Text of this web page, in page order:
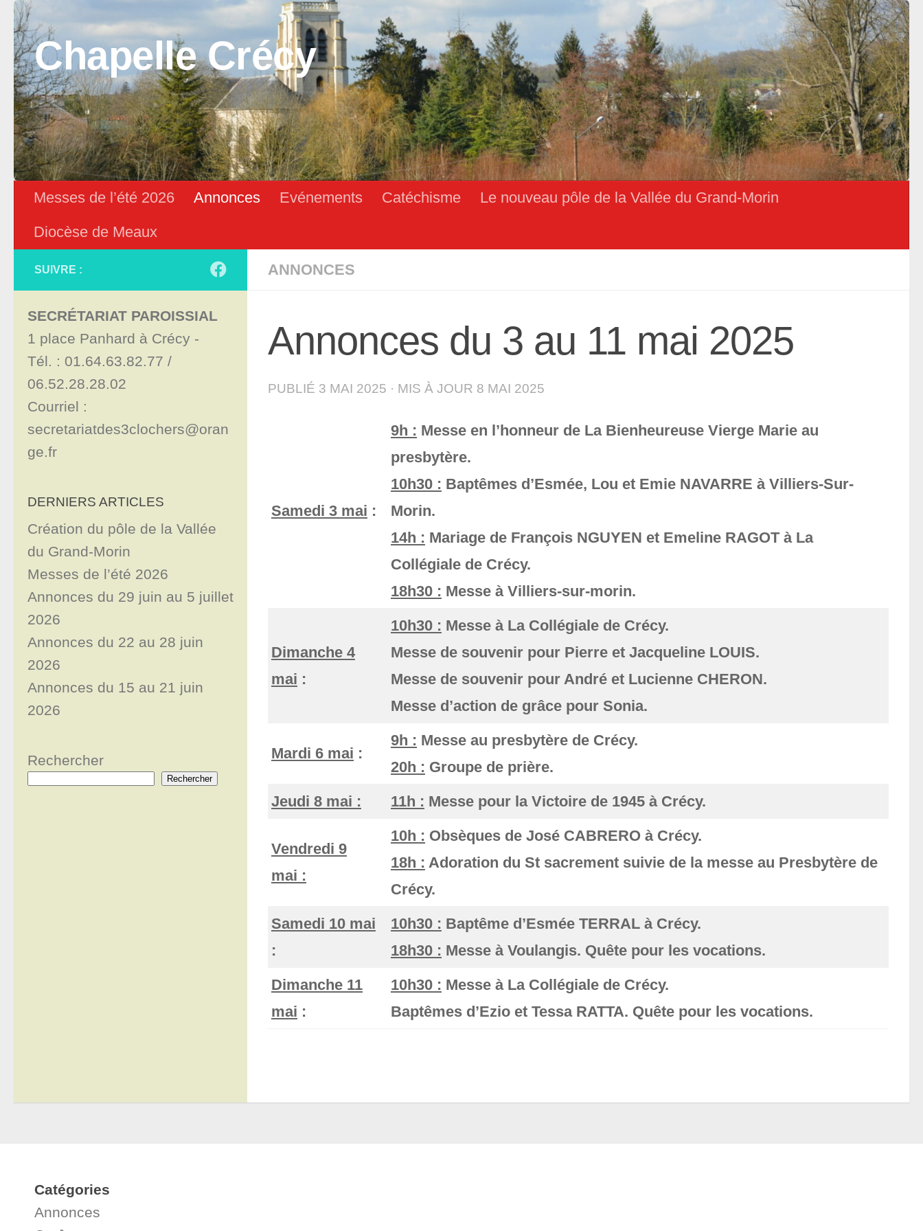
Skip to content
Chapelle Crécy
Messes de l’été 2026 Annonces Evénements Catéchisme
Le nouveau pôle de la Vallée du Grand-Morin
Diocèse de Meaux
ANNONCES
Annonces du 3 au 11 mai 2025
PUBLIÉ 3 MAI 2025 · MIS À JOUR 8 MAI 2025
Samedi 3 mai :
9h : Messe en l’honneur de La Bienheureuse Vierge Marie au
presbytère.
10h30 : Baptêmes d’Esmée, Lou et Emie NAVARRE à Villiers-Sur-
Morin.
14h : Mariage de François NGUYEN et Emeline RAGOT à La
Collégiale de Crécy.
18h30 : Messe à Villiers-sur-morin.
Dimanche 4
mai :
10h30 : Messe à La Collégiale de Crécy.
Messe de souvenir pour Pierre et Jacqueline LOUIS.
Messe de souvenir pour André et Lucienne CHERON.
Messe d’action de grâce pour Sonia.
Mardi 6 mai :
9h : Messe au presbytère de Crécy.
20h : Groupe de prière.
Jeudi 8 mai :
11h : Messe pour la Victoire de 1945 à Crécy.
Vendredi 9
mai :
10h : Obsèques de José CABRERO à Crécy.
18h : Adoration du St sacrement suivie de la messe au Presbytère de
Crécy.
Samedi 10 mai
:
10h30 : Baptême d’Esmée TERRAL à Crécy.
18h30 : Messe à Voulangis. Quête pour les vocations.
Dimanche 11
mai :
10h30 : Messe à La Collégiale de Crécy.
Baptêmes d’Ezio et Tessa RATTA. Quête pour les vocations.
SUIVRE :
SECRÉTARIAT PAROISSIAL
1 place Panhard à Crécy -
Tél. : 01.64.63.82.77 /
06.52.28.28.02
Courriel :
secretariatdes3clochers@oran
ge.fr
DERNIERS ARTICLES
Création du pôle de la Vallée
du Grand-Morin
Messes de l’été 2026
Annonces du 29 juin au 5 juillet
2026
Annonces du 22 au 28 juin
2026
Annonces du 15 au 21 juin
2026
Rechercher
Rechercher
Catégories
Annonces